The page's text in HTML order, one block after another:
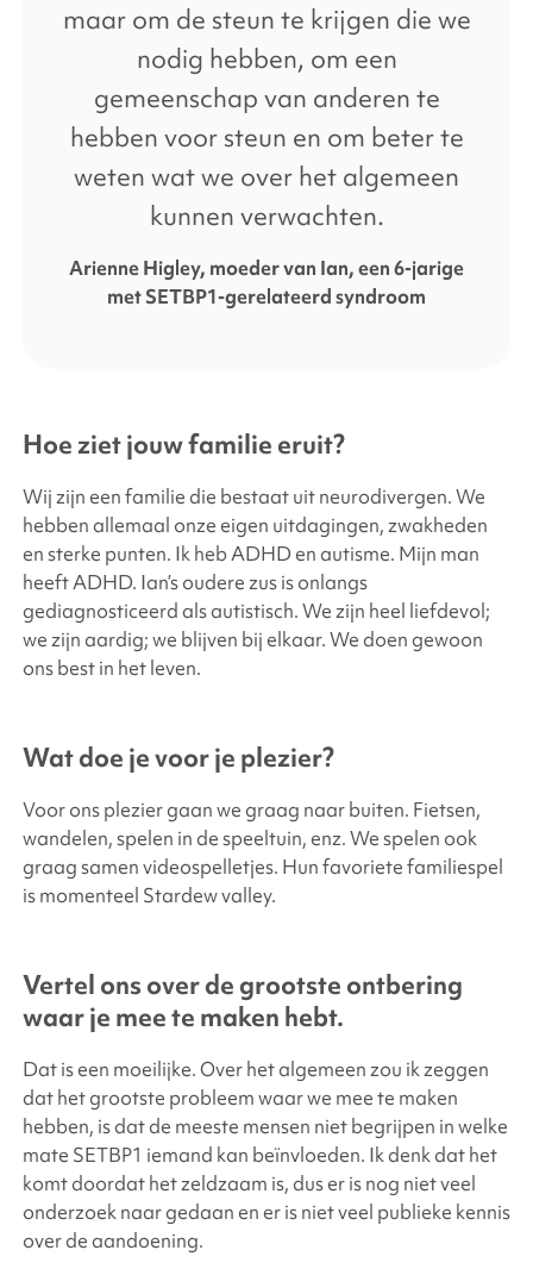
maar om de steun te krijgen die we
nodig hebben, om een
gemeenschap van anderen te
hebben voor steun en om beter te
weten wat we over het algemeen
kunnen verwachten.
Arienne Higley, moeder van Ian, een 6-jarige
met SETBP1-gerelateerd syndroom
Hoe ziet jouw familie eruit?
Wij zijn een familie die bestaat uit neurodivergen. We
hebben allemaal onze eigen uitdagingen, zwakheden
en sterke punten. Ik heb ADHD en autisme. Mijn man
heeft ADHD. Ian’s oudere zus is onlangs
gediagnosticeerd als autistisch. We zijn heel liefdevol;
we zijn aardig; we blijven bij elkaar. We doen gewoon
ons best in het leven.
Wat doe je voor je plezier?
Voor ons plezier gaan we graag naar buiten. Fietsen,
wandelen, spelen in de speeltuin, enz. We spelen ook
graag samen videospelletjes. Hun favoriete familiespel
is momenteel Stardew valley.
Vertel ons over de grootste ontbering
waar je mee te maken hebt.
Dat is een moeilijke. Over het algemeen zou ik zeggen
dat het grootste probleem waar we mee te maken
hebben, is dat de meeste mensen niet begrijpen in welke
mate SETBP1 iemand kan beïnvloeden. Ik denk dat het
komt doordat het zeldzaam is, dus er is nog niet veel
onderzoek naar gedaan en er is niet veel publieke kennis
over de aandoening.